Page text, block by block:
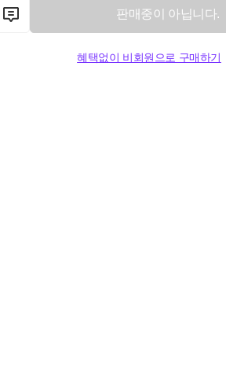
판매중이 아닙니다.
혜택없이 비회원으로 구매하기